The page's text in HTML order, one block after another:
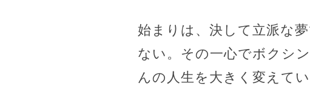
始まりは、決して立派な
ない。その一心でボクシ
んの人生を大きく変えてい